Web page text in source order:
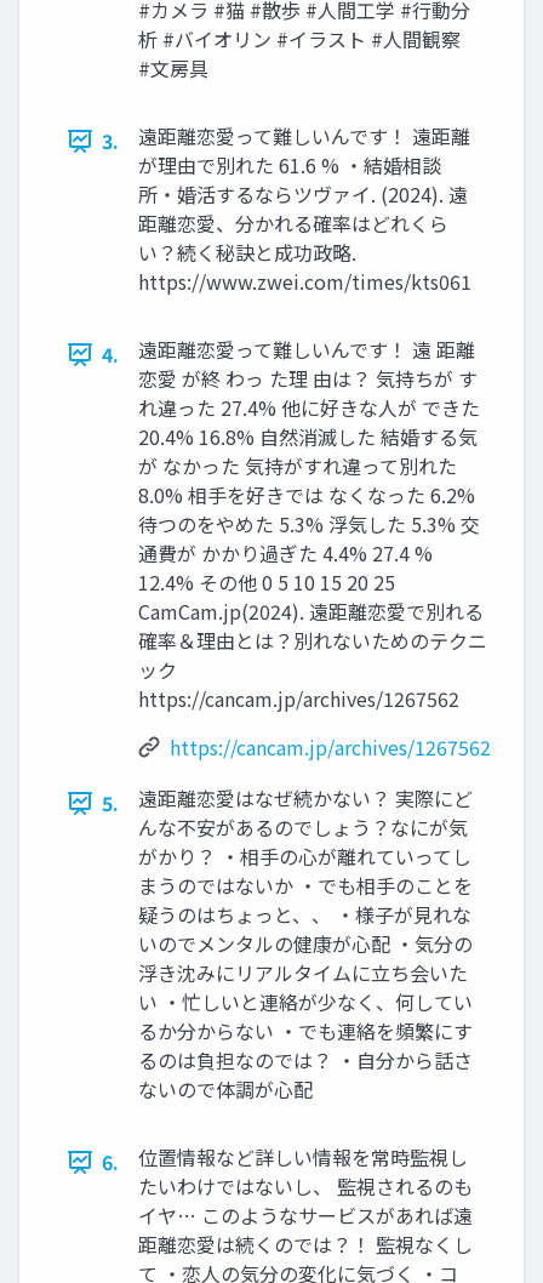
#カメラ #猫 #散歩 #人間工学 #行動分
析 #バイオリン #イラスト #人間観察
#文房具
3.
遠距離恋愛って難しいんです！ 遠距離
が理由で別れた 61.6 % ・結婚相談
所・婚活するならツヴァイ. (2024). 遠
距離恋愛、分かれる確率はどれくら
い？続く秘訣と成功政略.
https://www.zwei.com/times/kts061
4.
遠距離恋愛って難しいんです！ 遠 距離
恋愛 が終 わっ た理 由は？ 気持ちが す
れ違った 27.4% 他に好きな人が できた
20.4% 16.8% 自然消滅した 結婚する気
が なかった 気持がすれ違って別れた
8.0% 相手を好きでは なくなった 6.2%
待つのをやめた 5.3% 浮気した 5.3% 交
通費が かかり過ぎた 4.4% 27.4 %
12.4% その他 0 5 10 15 20 25
CamCam.jp(2024). 遠距離恋愛で別れる
確率＆理由とは？別れないためのテクニ
ック
https://cancam.jp/archives/1267562
https://cancam.jp/archives/1267562
5.
遠距離恋愛はなぜ続かない？ 実際にど
んな不安があるのでしょう？なにが気
がかり？ ・相手の心が離れていってし
まうのではないか ・でも相手のことを
疑うのはちょっと、、 ・様子が見れな
いのでメンタルの健康が心配 ・気分の
浮き沈みにリアルタイムに立ち会いた
い ・忙しいと連絡が少なく、何してい
るか分からない ・でも連絡を頻繁にす
るのは負担なのでは？ ・自分から話さ
ないので体調が心配
6.
位置情報など詳しい情報を常時監視し
たいわけではないし、 監視されるのも
イヤ… このようなサービスがあれば遠
距離恋愛は続くのでは？！ 監視なくし
て ・恋人の気分の変化に気づく ・コ